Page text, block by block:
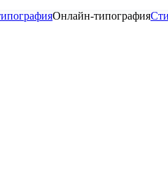
Онлайн-типография